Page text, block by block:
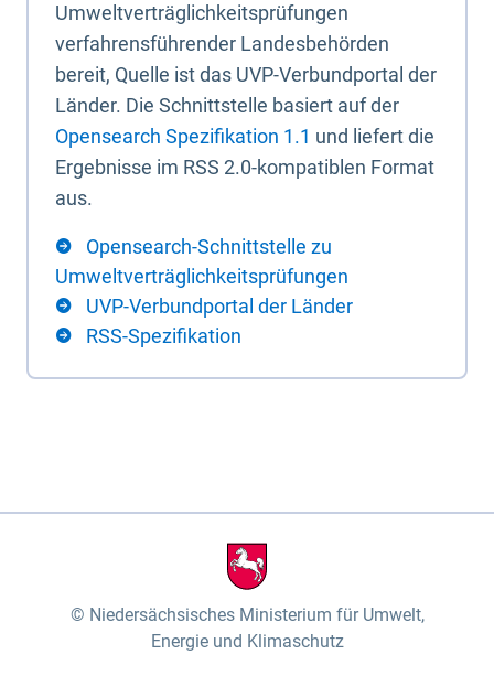
Umweltverträglichkeitsprüfungen
verfahrensführender Landesbehörden
bereit, Quelle ist das UVP-Verbundportal der
Länder. Die Schnittstelle basiert auf der
Opensearch Spezifikation 1.1 und liefert die
Ergebnisse im RSS 2.0-kompatiblen Format
aus.
Opensearch-Schnittstelle zu
Umweltverträglichkeitsprüfungen
UVP-Verbundportal der Länder
RSS-Spezifikation
Niedersächsisches Ministerium für Umwelt,
Energie und Klimaschutz